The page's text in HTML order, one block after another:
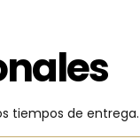
tiempos de entrega.